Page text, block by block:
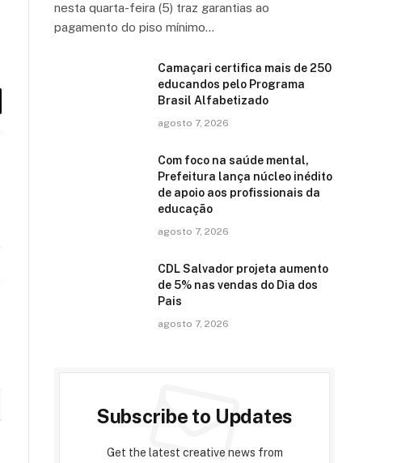
nesta quarta-feira (5) traz garantias ao
pagamento do piso mínimo…
Camaçari certifica mais de 250
educandos pelo Programa
Brasil Alfabetizado
agosto 7, 2026
Com foco na saúde mental,
Prefeitura lança núcleo inédito
de apoio aos profissionais da
educação
agosto 7, 2026
CDL Salvador projeta aumento
de 5% nas vendas do Dia dos
Pais
agosto 7, 2026
Subscribe to Updates
Get the latest creative news from